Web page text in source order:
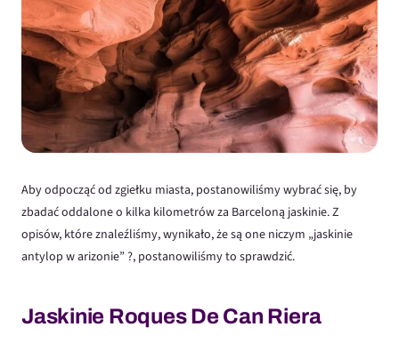
Aby odpocząć od zgiełku miasta, postanowiliśmy wybrać się, by
zbadać oddalone o kilka kilometrów za Barceloną jaskinie. Z
opisów, które znaleźliśmy, wynikało, że są one niczym „jaskinie
antylop w arizonie” ?, postanowiliśmy to sprawdzić.
Jaskinie Roques De Can Riera